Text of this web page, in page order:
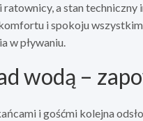
a stan
i spokoju
w pływaniu.
wodą –
i gośćmi kolejna